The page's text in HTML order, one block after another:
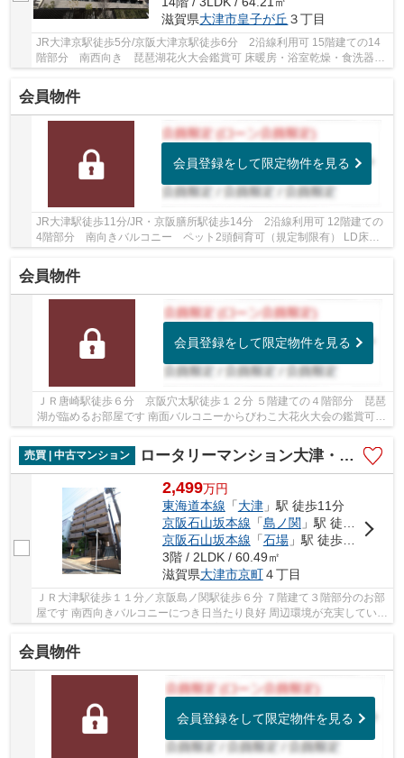
滋賀県大津市皇子が丘 ３丁目
JR大津京駅徒歩5分/京阪大津京駅徒歩6分 2沿線利用可 15階建ての14
階部分 南西向き 琵琶湖花火大会鑑賞可 床暖房・浴室乾燥・食洗器・
会員物件
会員登録をして限定物件を見る
JR大津駅徒歩11分/JR・京阪膳所駅徒歩14分 2沿線利用可 12階建ての
4階部分 南向きバルコニー ペット2頭飼育可（規定制限有） LD床暖
会員物件
会員登録をして限定物件を見る
ＪＲ唐崎駅徒歩６分 京阪穴太駅徒歩１２分 ５階建ての４階部分 琵琶
湖が臨めるお部屋です 南面バルコニーからびわこ大花火大会の鑑賞可能
全居室収納付き３ＬＤＫの間取りです
売買 | 中古マンション
ロータリーマンション大津・京町
2,499万円
東海道本線 「大津」駅 徒歩11分
京阪石山坂本線 「島ノ関 」駅 徒歩6分
京阪石山坂本線 「石場」駅 徒歩7分
3階 / 2LDK / 60.49㎡
滋賀県大津市京町４丁目
ＪＲ大津駅徒歩１１分／京阪島ノ関駅徒歩６分 ７階建て３階部分のお部
屋です 南西向きバルコニーにつき日当たり良好 周辺環境が充実していま
会員物件
会員登録をして限定物件を見る